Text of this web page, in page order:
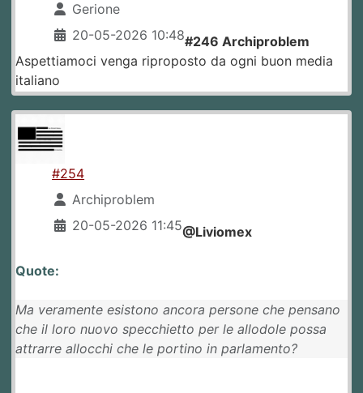
Gerione
20-05-2026 10:48#246 Archiproblem
Aspettiamoci venga riproposto da ogni buon media
italiano
#254
Archiproblem
20-05-2026 11:45@Liviomex
Quote:
Ma veramente esistono ancora persone che pensano
che il loro nuovo specchietto per le allodole possa
attrarre allocchi che le portino in parlamento?